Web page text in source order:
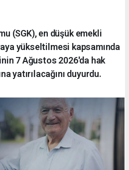
(SGK), en düşük emekli
yükseltilmesi kapsamında
7 Ağustos 2026'da hak
yatırılacağını duyurdu.